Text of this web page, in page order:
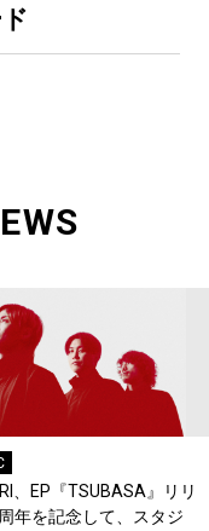
、EP『TSUBASA』リリ
年を記念して、スタジ